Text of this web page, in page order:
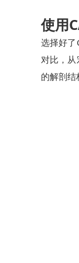
使用
选择好
对比，
的解剖